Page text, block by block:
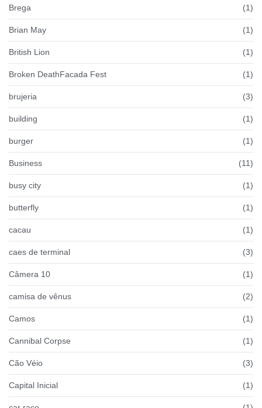
Brega (1)
Brian May (1)
British Lion (1)
Broken DeathFacada Fest (1)
brujeria (3)
building (1)
burger (1)
Business (11)
busy city (1)
butterfly (1)
cacau (1)
caes de terminal (3)
Câmera 10 (1)
camisa de vênus (2)
Camos (1)
Cannibal Corpse (1)
Cão Véio (3)
Capital Inicial (1)